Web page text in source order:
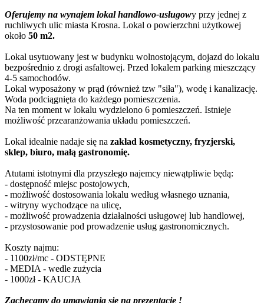
Oferujemy na wynajem lokal handlowo-usługowy przy jednej z
ruchliwych ulic miasta Krosna. Lokal o powierzchni użytkowej
około 50 m2.
Lokal usytuowany jest w budynku wolnostojącym, dojazd do lokalu
bezpośrednio z drogi asfaltowej. Przed lokalem parking mieszczący
4-5 samochodów.
Lokal wyposażony w prąd (również tzw "siła"), wodę i kanalizację.
Woda podciągnięta do każdego pomieszczenia.
Na ten moment w lokalu wydzielono 6 pomieszczeń. Istnieje
możliwość przearanżowania układu pomieszczeń.
Lokal idealnie nadaje się na zakład kosmetyczny, fryzjerski,
sklep, biuro, małą gastronomię.
Atutami istotnymi dla przyszłego najemcy niewątpliwie będą:
- dostępność miejsc postojowych,
- możliwość dostosowania lokalu według własnego uznania,
- witryny wychodzące na ulicę,
- możliwość prowadzenia działalności usługowej lub handlowej,
- przystosowanie pod prowadzenie usług gastronomicznych.
Koszty najmu:
- 1100zł/mc - ODSTĘPNE
- MEDIA - wedle zużycia
- 1000zł - KAUCJA
Zachęcamy do umawiania się na prezentację !